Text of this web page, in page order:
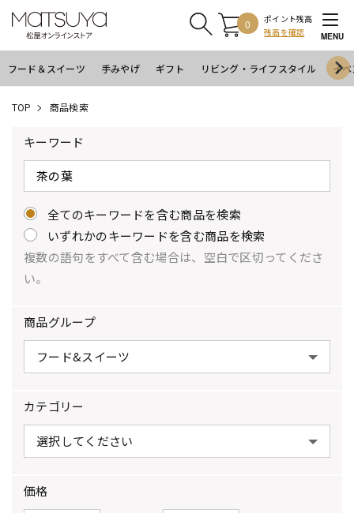
0
ポイント残高
残高を確認
MENU
フード＆スイーツ 手みやげ ギフト リビング・ライフスタイル イ
TOP 商品検索
キーワード
全てのキーワードを含む商品を検索
いずれかのキーワードを含む商品を検索
複数の語句をすべて含む場合は、空白で区切ってくださ
い。
商品グループ
カテゴリー
価格